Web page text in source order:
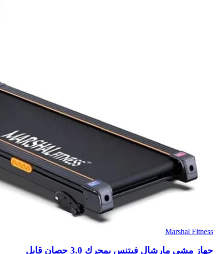
Marshal Fitness
جهاز مشي مارشال فيتنس بمحرك 3.0 حصان قابل